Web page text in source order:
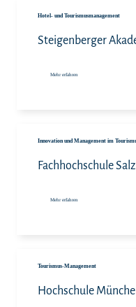
Hotel- und Tourismusmanagement
Steigenberger
Mehr erfahren
Innovation und Management im
Fachhochschule
Mehr erfahren
Tourismus-Management
Hochschule